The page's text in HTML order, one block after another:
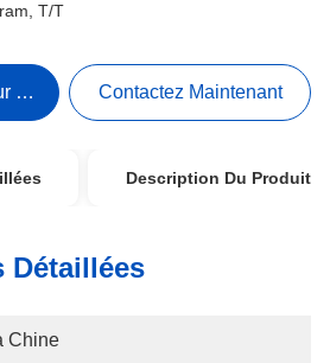
T/T
Prix Contactez Maintenant
Description Du Produit
Détaillées
Chine